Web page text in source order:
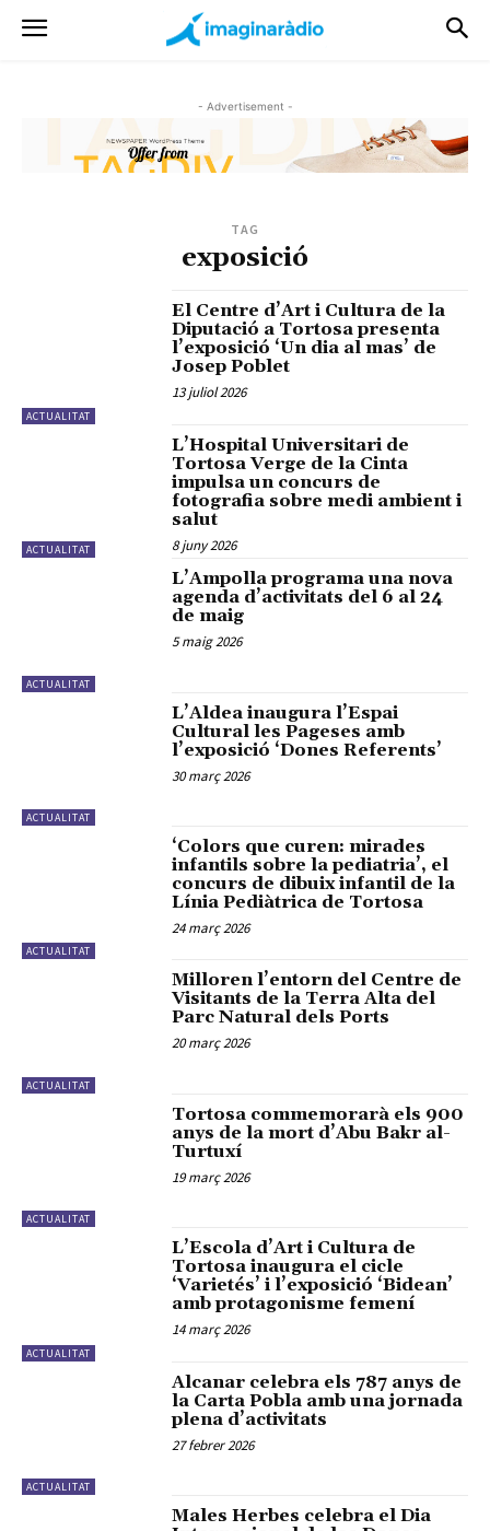
- Advertisement -
TAG
exposició
ACTUALITAT
El Centre d’Art i Cultura de la
Diputació a Tortosa presenta
l’exposició ‘Un dia al mas’ de
Josep Poblet
13 juliol 2026
ACTUALITAT
L’Hospital Universitari de
Tortosa Verge de la Cinta
impulsa un concurs de
fotografia sobre medi ambient i
salut
8 juny 2026
ACTUALITAT
L’Ampolla programa una nova
agenda d’activitats del 6 al 24
de maig
5 maig 2026
ACTUALITAT
L’Aldea inaugura l’Espai
Cultural les Pageses amb
l’exposició ‘Dones Referents’
30 març 2026
ACTUALITAT
‘Colors que curen: mirades
infantils sobre la pediatria’, el
concurs de dibuix infantil de la
Línia Pediàtrica de Tortosa
24 març 2026
ACTUALITAT
Milloren l’entorn del Centre de
Visitants de la Terra Alta del
Parc Natural dels Ports
20 març 2026
ACTUALITAT
Tortosa commemorarà els 900
anys de la mort d’Abu Bakr al-
Turtuxí
19 març 2026
ACTUALITAT
L’Escola d’Art i Cultura de
Tortosa inaugura el cicle
‘Varietés’ i l’exposició ‘Bidean’
amb protagonisme femení
14 març 2026
ACTUALITAT
Alcanar celebra els 787 anys de
la Carta Pobla amb una jornada
plena d’activitats
27 febrer 2026
Males Herbes celebra el Dia